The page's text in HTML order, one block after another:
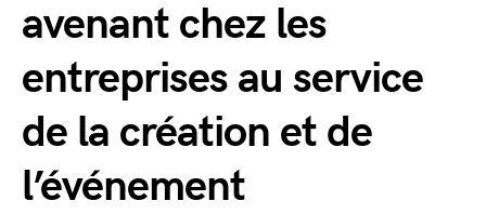
avenant chez les
entreprises au service
de la création et de
l’événement